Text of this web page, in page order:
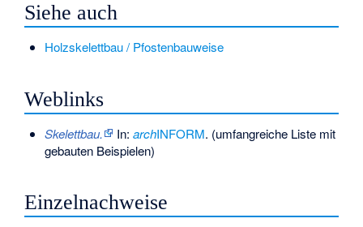
Siehe auch
Holzskelettbau / Pfostenbauweise
Weblinks
Skelettbau. In: archINFORM. (umfangreiche Liste mit
gebauten Beispielen)
Einzelnachweise